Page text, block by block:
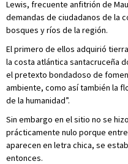
Lewis, frecuente anfitrión de
demandas de ciudadanos de la
bosques y ríos de la región.
El primero de ellos adquirió
la costa atlántica santacruceña
el pretexto bondadoso de
ambiente, como así también la
de la humanidad”.
Sin embargo en el sitio no se
prácticamente nulo porque
aparecen en letra chica, se
entonces.